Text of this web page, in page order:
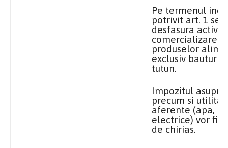
Pe termenul
potrivit art. 1 se
desfasura
comercializare a
produselor
exclusiv bauturi
tutun.
Impozitul
precum si
aferente (apa,
electrice) vor fi
de chirias.